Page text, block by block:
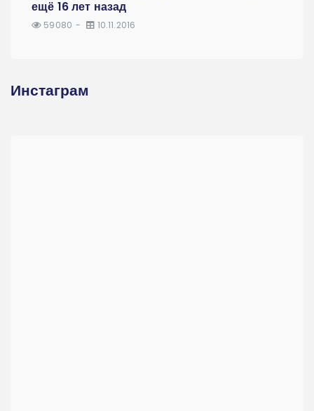
ещё 16 лет назад
59080 10.11.2016
Инстаграм